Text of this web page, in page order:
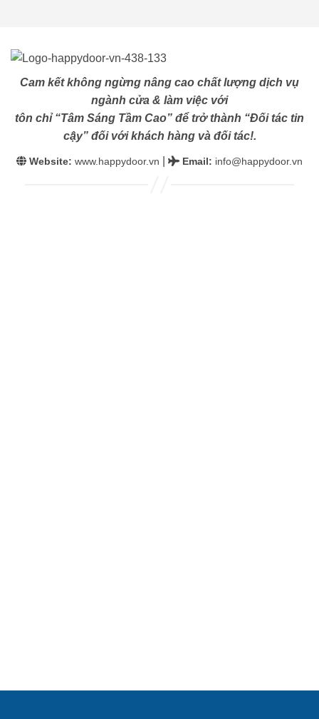
Cam kết không ngừng nâng cao chất lượng dịch vụ
ngành cửa & làm việc với
tôn chỉ “Tâm Sáng Tầm Cao” để trở thành “Đối tác tin
cậy” đối với khách hàng và đối tác!.
Website: www.happydoor.vn Email: info@happydoor.vn